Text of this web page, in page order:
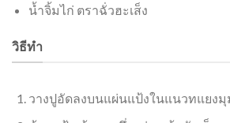
น้ำจิ้มไก่ ตราฉั่วฮะเส็ง
วิธีทำ
วางปูอัดลงบนแผ่นแป้งในแนวทแยงมุ